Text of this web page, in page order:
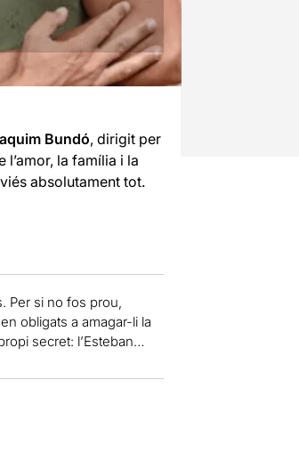
Bundó, dirigit per
la família i la
absolutament tot.
Per si no fos prou,
obligats a amagar-li la
secret: l’Esteban…